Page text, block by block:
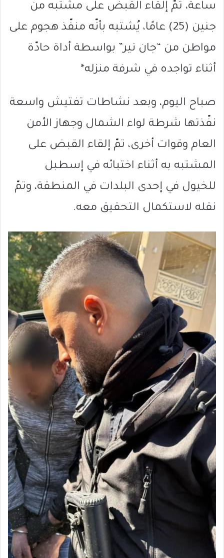
ساعة، تمّ إلقاء القبض على مشتبه من
جنين (25) عامًا، يُشتبه بأنّه منفّذ هجوم على
مواطن من “جان نير” بواسطة أداة حادّة
أثناء تواجده في شرفة منزله*
صباح اليوم، وبعد نشاطات تفتيش واسعة
نفّذتها شرطة لواء الشمال وجهاز الأمن
العام وقوات أخرى، تمّ إلقاء القبض على
المشتبه به أثناء اختبائه في إسطبل
للخيول في إحدى البلدات في المنطقة، وتمّ
نقله لاستكمال التحقيق معه.